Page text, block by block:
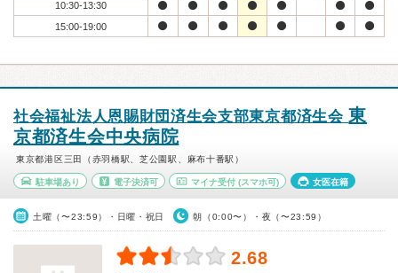
10:30-13:30
15:00-19:00
社会福祉法人恩賜財団済生会支部東京都済生会東
京都済生会中央病院
東京都港区三田（赤羽橋駅、芝公園駅、麻布十番駅）
駐車場あり 電子決済可 マイナ受付 (スマホ可) 女医在籍
土曜（〜23:59）・日曜・祝日 朝（0:00〜）・夜（〜23:59）
2.68